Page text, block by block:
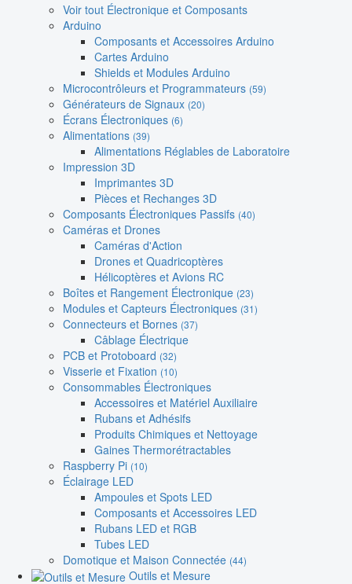
Voir tout Électronique et Composants
Arduino
Composants et Accessoires Arduino
Cartes Arduino
Shields et Modules Arduino
Microcontrôleurs et Programmateurs (59)
Générateurs de Signaux (20)
Écrans Électroniques (6)
Alimentations (39)
Alimentations Réglables de Laboratoire
Impression 3D
Imprimantes 3D
Pièces et Rechanges 3D
Composants Électroniques Passifs (40)
Caméras et Drones
Caméras d'Action
Drones et Quadricoptères
Hélicoptères et Avions RC
Boîtes et Rangement Électronique (23)
Modules et Capteurs Électroniques (31)
Connecteurs et Bornes (37)
Câblage Électrique
PCB et Protoboard (32)
Visserie et Fixation (10)
Consommables Électroniques
Accessoires et Matériel Auxiliaire
Rubans et Adhésifs
Produits Chimiques et Nettoyage
Gaines Thermorétractables
Raspberry Pi (10)
Éclairage LED
Ampoules et Spots LED
Composants et Accessoires LED
Rubans LED et RGB
Tubes LED
Domotique et Maison Connectée (44)
Outils et Mesure